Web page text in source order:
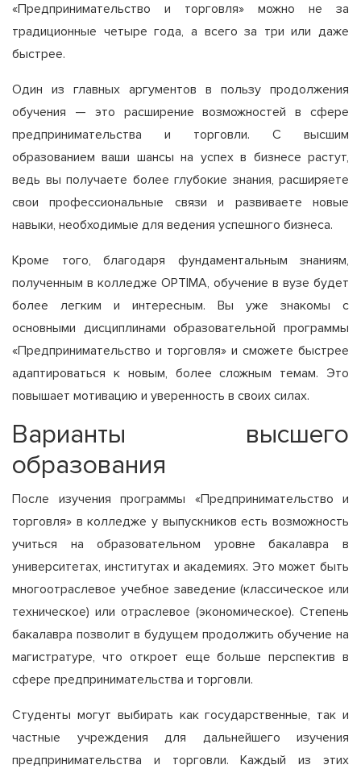
«Предпринимательство и торговля» можно не за
традиционные четыре года, а всего за три или даже
быстрее.
Один из главных аргументов в пользу продолжения
обучения — это расширение возможностей в сфере
предпринимательства и торговли. С высшим
образованием ваши шансы на успех в бизнесе растут,
ведь вы получаете более глубокие знания, расширяете
свои профессиональные связи и развиваете новые
навыки, необходимые для ведения успешного бизнеса.
Кроме того, благодаря фундаментальным знаниям,
полученным в колледже OPTIMA, обучение в вузе будет
более легким и интересным. Вы уже знакомы с
основными дисциплинами образовательной программы
«Предпринимательство и торговля» и сможете быстрее
адаптироваться к новым, более сложным темам. Это
повышает мотивацию и уверенность в своих силах.
Варианты высшего
образования
После изучения программы «Предпринимательство и
торговля» в колледже у выпускников есть возможность
учиться на образовательном уровне бакалавра в
университетах, институтах и академиях. Это может быть
многоотраслевое учебное заведение (классическое или
техническое) или отраслевое (экономическое). Степень
бакалавра позволит в будущем продолжить обучение на
магистратуре, что откроет еще больше перспектив в
сфере предпринимательства и торговли.
Студенты могут выбирать как государственные, так и
частные учреждения для дальнейшего изучения
предпринимательства и торговли. Каждый из этих